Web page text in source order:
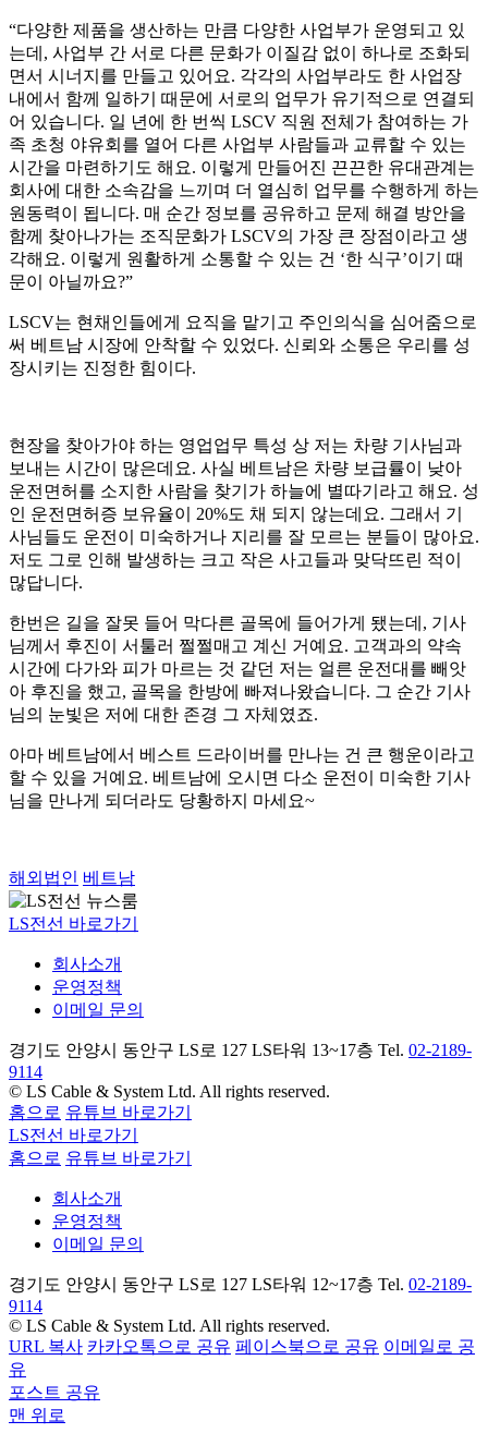
“다양한 제품을 생산하는 만큼 다양한 사업부가 운영되고 있
는데, 사업부 간 서로 다른 문화가 이질감 없이 하나로 조화되
면서 시너지를 만들고 있어요. 각각의 사업부라도 한 사업장
내에서 함께 일하기 때문에 서로의 업무가 유기적으로 연결되
어 있습니다. 일 년에 한 번씩 LSCV 직원 전체가 참여하는 가
족 초청 야유회를 열어 다른 사업부 사람들과 교류할 수 있는
시간을 마련하기도 해요. 이렇게 만들어진 끈끈한 유대관계는
회사에 대한 소속감을 느끼며 더 열심히 업무를 수행하게 하는
원동력이 됩니다. 매 순간 정보를 공유하고 문제 해결 방안을
함께 찾아나가는 조직문화가 LSCV의 가장 큰 장점이라고 생
각해요. 이렇게 원활하게 소통할 수 있는 건 ‘한 식구’이기 때
문이 아닐까요?”
LSCV는 현채인들에게 요직을 맡기고 주인의식을 심어줌으로
써 베트남 시장에 안착할 수 있었다. 신뢰와 소통은 우리를 성
장시키는 진정한 힘이다.
현장을 찾아가야 하는 영업업무 특성 상 저는 차량 기사님과
보내는 시간이 많은데요. 사실 베트남은 차량 보급률이 낮아
운전면허를 소지한 사람을 찾기가 하늘에 별따기라고 해요. 성
인 운전면허증 보유율이 20%도 채 되지 않는데요. 그래서 기
사님들도 운전이 미숙하거나 지리를 잘 모르는 분들이 많아요.
저도 그로 인해 발생하는 크고 작은 사고들과 맞닥뜨린 적이
많답니다.
한번은 길을 잘못 들어 막다른 골목에 들어가게 됐는데, 기사
님께서 후진이 서툴러 쩔쩔매고 계신 거예요. 고객과의 약속
시간에 다가와 피가 마르는 것 같던 저는 얼른 운전대를 빼앗
아 후진을 했고, 골목을 한방에 빠져나왔습니다. 그 순간 기사
님의 눈빛은 저에 대한 존경 그 자체였죠.
아마 베트남에서 베스트 드라이버를 만나는 건 큰 행운이라고
할 수 있을 거예요. 베트남에 오시면 다소 운전이 미숙한 기사
님을 만나게 되더라도 당황하지 마세요~
해외법인 베트남
LS전선 바로가기
회사소개
운영정책
이메일 문의
경기도 안양시 동안구 LS로 127 LS타워 13~17층 Tel. 02-2189-
9114
© LS Cable & System Ltd. All rights reserved.
홈으로 유튜브 바로가기
LS전선 바로가기
홈으로 유튜브 바로가기
회사소개
운영정책
이메일 문의
경기도 안양시 동안구 LS로 127 LS타워 12~17층 Tel. 02-2189-
9114
© LS Cable & System Ltd. All rights reserved.
URL 복사 카카오톡으로 공유 페이스북으로 공유 이메일로 공
유
포스트 공유
맨 위로